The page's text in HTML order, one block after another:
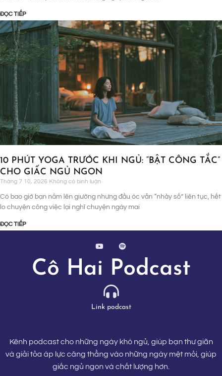
ĐỌC TIẾP
10 PHÚT YOGA TRƯỚC KHI NGỦ: “BẬT CÔNG TẮC”
CHO GIẤC NGỦ NGON
Tháng 7 10, 2026 Không có bình luận
Có bao giờ bạn nằm lên giường nhưng đầu óc vẫn “nhảy số” liên tục, hết
lo chuyện công việc lại nghĩ chuyện ngày mai
ĐỌC TIẾP
Cô Hai Podcast
Link podcast
Kênh podcast cho những ngày khó ngủ, giúp bạn thư giãn
và giải tỏa áp lực căng thẳng vào những ngày mệt mỏi, giúp
giấc ngủ ngon và chất lượng hơn.